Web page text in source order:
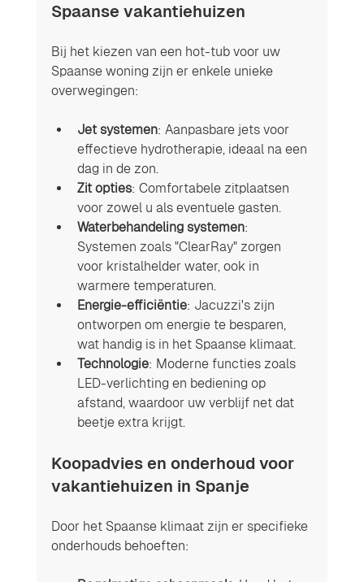
Spaanse vakantiehuizen
Bij het kiezen van een hot-tub voor uw
Spaanse woning zijn er enkele unieke
overwegingen:
Jet systemen: Aanpasbare jets voor
effectieve hydrotherapie, ideaal na een
dag in de zon.
Zit opties: Comfortabele zitplaatsen
voor zowel u als eventuele gasten.
Waterbehandeling systemen:
Systemen zoals "ClearRay" zorgen
voor kristalhelder water, ook in
warmere temperaturen.
Energie-efficiëntie: Jacuzzi's zijn
ontworpen om energie te besparen,
wat handig is in het Spaanse klimaat.
Technologie: Moderne functies zoals
LED-verlichting en bediening op
afstand, waardoor uw verblijf net dat
beetje extra krijgt.
Koopadvies en onderhoud voor
vakantiehuizen in Spanje
Door het Spaanse klimaat zijn er specifieke
onderhouds behoeften: